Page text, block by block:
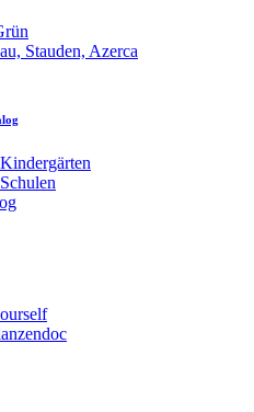
Stauden, Azerca